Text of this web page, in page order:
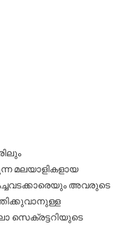
മലയാളികളായ
അവരുടെ
സെക്രട്ടറിയുടെ